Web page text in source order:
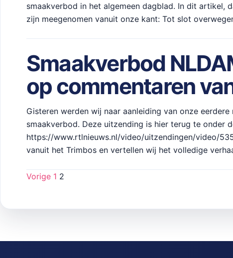
smaakverbod in het algemeen dagblad. In dit artikel,
zijn meegenomen vanuit onze kant: Tot slot
Smaakverbod
op commentaren
Gisteren werden wij naar aanleiding van onze
smaakverbod. Deze uitzending is hier terug te onder
https://www.rtlnieuws.nl/video/uitzendingen/video/
vanuit het Trimbos en vertellen wij het volledige
Berichten
Vorige 1 2